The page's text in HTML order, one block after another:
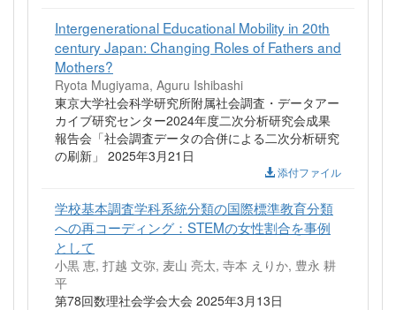
Intergenerational Educational Mobility in 20th
century Japan: Changing Roles of Fathers and
Mothers?
Ryota Mugiyama, Aguru Ishibashi
東京大学社会科学研究所附属社会調査・データアー
カイブ研究センター2024年度二次分析研究会成果
報告会「社会調査データの合併による二次分析研究
の刷新」 2025年3月21日
添付ファイル
学校基本調査学科系統分類の国際標準教育分類
への再コーディング：STEMの女性割合を事例
として
小黒 恵, 打越 文弥, 麦山 亮太, 寺本 えりか, 豊永 耕
平
第78回数理社会学会大会 2025年3月13日